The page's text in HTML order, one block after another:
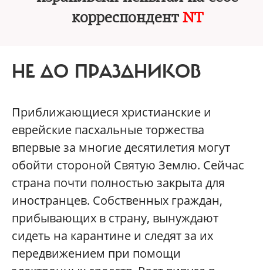
корреспондент NT
НЕ ДО ПРАЗДНИКОВ
Приближающиеся христианские и
еврейские пасхальные торжества
впервые за многие десятилетия могут
обойти стороной Святую Землю. Сейчас
страна почти полностью закрыта для
иностранцев. Собственных граждан,
прибывающих в страну, вынуждают
сидеть на карантине и следят за их
передвижением при помощи